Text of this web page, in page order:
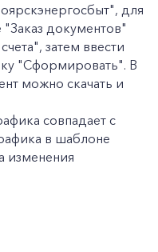
для
документов"
затем ввести
"Сформировать". В
можно скачать и
совпадает с
в шаблоне
изменения